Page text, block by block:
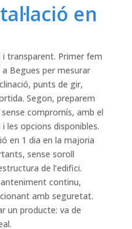
en
i transparent. Primer fem
Begues per mesurar
punts de gir,
Segon, preparem
compromís, amb el
les opcions disponibles.
en 1 dia en la majoria
sense soroll
de l’edifici.
continu,
amb seguretat.
un producte: va de